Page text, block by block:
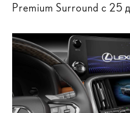
Premium Surround с 25